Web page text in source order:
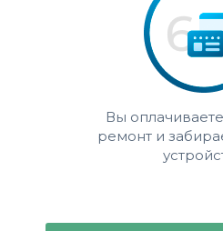
Вы
ремонт и